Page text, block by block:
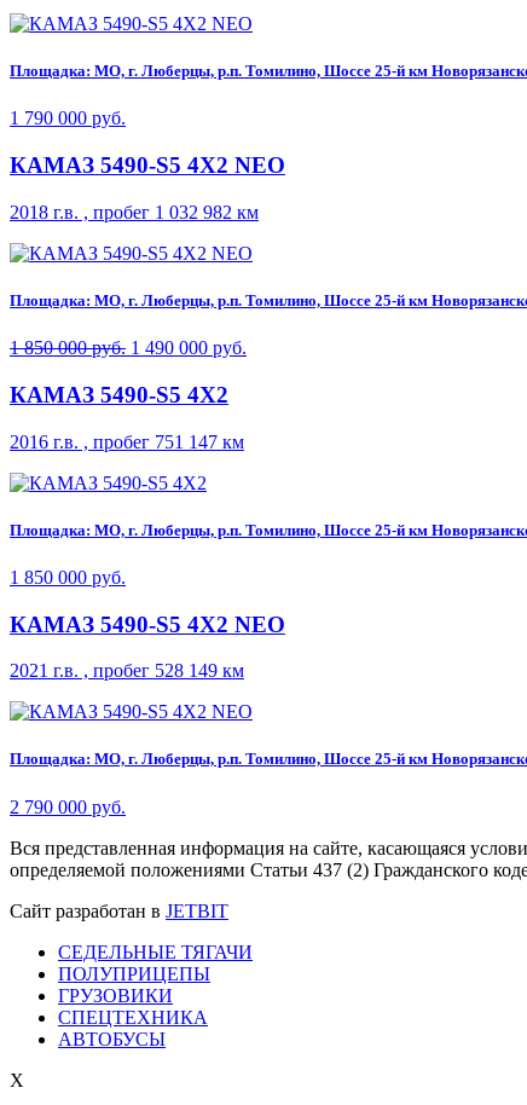
Площадка: МО, г. Люберцы, р.п. Томилино, Шоссе 25-й км
1 790 000 руб.
КАМАЗ 5490-S5 4Х2 NEO
2018 г.в. , пробег 1 032 982 км
Площадка: МО, г. Люберцы, р.п. Томилино, Шоссе 25-й км
1 850 000 руб. 1 490 000 руб.
КАМАЗ 5490-S5 4Х2
2016 г.в. , пробег 751 147 км
Площадка: МО, г. Люберцы, р.п. Томилино, Шоссе 25-й км
1 850 000 руб.
КАМАЗ 5490-S5 4Х2 NEO
2021 г.в. , пробег 528 149 км
Площадка: МО, г. Люберцы, р.п. Томилино, Шоссе 25-й км
2 790 000 руб.
Вся представленная информация на сайте, касающаяся
определяемой положениями Статьи 437 (2) Гражданского
Сайт разработан в JETBIT
СЕДЕЛЬНЫЕ ТЯГАЧИ
ПОЛУПРИЦЕПЫ
ГРУЗОВИКИ
СПЕЦТЕХНИКА
АВТОБУСЫ
X